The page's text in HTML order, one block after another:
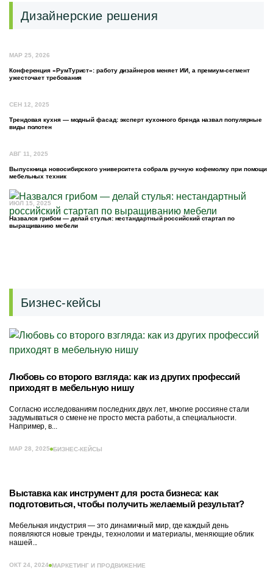
Дизайнерские решения
МАР 25, 2026
Конференция «РумТурист»: работу дизайнеров меняет ИИ, а премиум-сегмент
ужесточает требования
СЕН 12, 2025
Трендовая кухня — модный фасад: эксперт кухонного бренда назвал популярные
виды полотен
АВГ 11, 2025
Выпускница новосибирского университета собрала ручную кофемолку при помощи
мебельных техник
ИЮЛ 15, 2025
Назвался грибом — делай стулья: нестандартный российский стартап по
выращиванию мебели
Бизнес-кейсы
Любовь со второго взгляда: как из других профессий
приходят в мебельную нишу
Согласно исследованиям последних двух лет, многие россияне стали
задумываться о смене не просто места работы, а специальности.
Например, в...
МАР 28, 2025 БИЗНЕС-КЕЙСЫ
Выставка как инструмент для роста бизнеса: как
подготовиться, чтобы получить желаемый результат?
Мебельная индустрия — это динамичный мир, где каждый день
появляются новые тренды, технологии и материалы, меняющие облик
нашей...
ОКТ 24, 2024 МАРКЕТИНГ И ПРОДВИЖЕНИЕ